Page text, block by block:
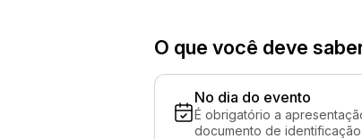
O que você deve
No dia do evento
É obrigatório a
documento de